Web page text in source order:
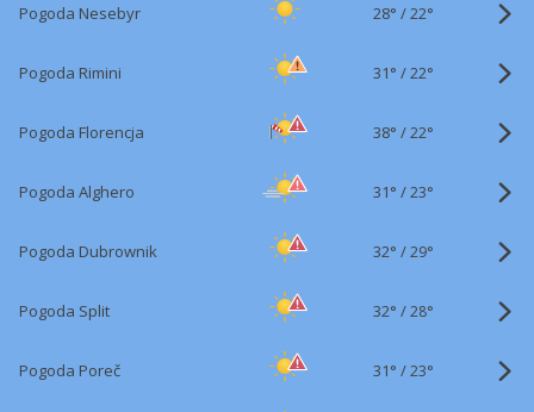
Pogoda Nesebyr 28° /22°
Pogoda Rimini 31° /22°
Pogoda Florencja 38° /22°
Pogoda Alghero 31° /23°
Pogoda Dubrownik 32° /29°
Pogoda Split 32° /28°
Pogoda Poreč 31° /23°